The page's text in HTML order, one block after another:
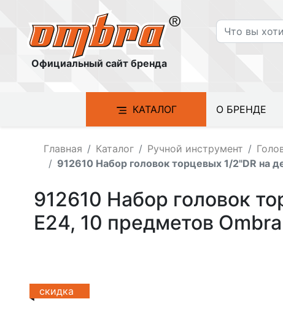
Официальный сайт бренда
КАТАЛОГ О БРЕНДЕ
Главная Каталог Ручной инструмент
912610 Набор головок торцевых 1/2"DR на
912610 Набор головок
E24, 10 предметов Ombra
скидка